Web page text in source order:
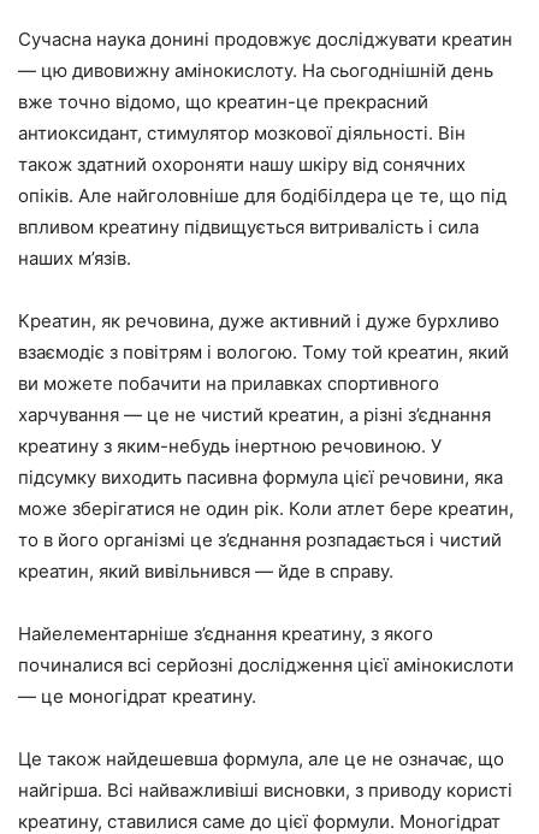
Сучасна наука донині продовжує досліджувати креатин
— цю дивовижну амінокислоту. На сьогоднішній день
вже точно відомо, що креатин-це прекрасний
антиоксидант, стимулятор мозкової діяльності. Він
також здатний охороняти нашу шкіру від сонячних
опіків. Але найголовніше для бодібілдера це те, що під
впливом креатину підвищується витривалість і сила
наших м’язів.
Креатин, як речовина, дуже активний і дуже бурхливо
взаємодіє з повітрям і вологою. Тому той креатин, який
ви можете побачити на прилавках спортивного
харчування — це не чистий креатин, а різні з’єднання
креатину з яким-небудь інертною речовиною. У
підсумку виходить пасивна формула цієї речовини, яка
може зберігатися не один рік. Коли атлет бере креатин,
то в його організмі це з’єднання розпадається і чистий
креатин, який вивільнився — йде в справу.
Найелементарніше з’єднання креатину, з якого
починалися всі серйозні дослідження цієї амінокислоти
— це моногідрат креатину.
Це також найдешевша формула, але це не означає, що
найгірша. Всі найважливіші висновки, з приводу користі
креатину, ставилися саме до цієї формули. Моногідрат